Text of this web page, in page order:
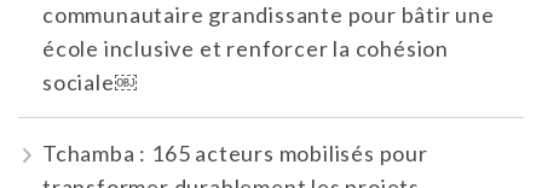
communautaire grandissante pour bâtir une
école inclusive et renforcer la cohésion
sociale￼
Tchamba : 165 acteurs mobilisés pour